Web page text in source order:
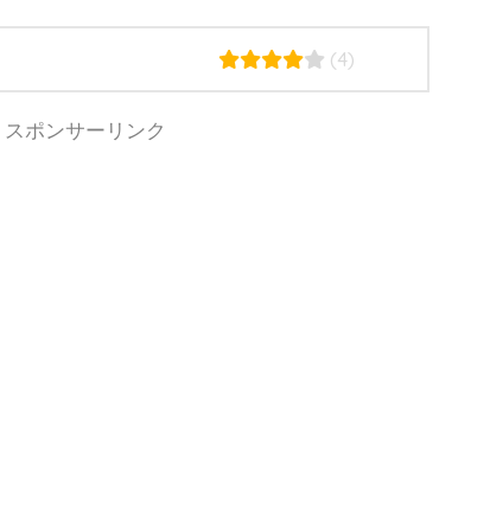
(4)
スポンサーリンク